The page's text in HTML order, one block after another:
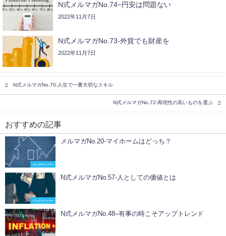
N式メルマガNo.74−円安は問題ない
2022年11月7日
N式メルマガNo.73-外貨でも財産を
2022年11月7日
N式メルマガNo.70-人生で一番大切なスキル
N式メルマガNo.72-再現性の高いものを選ぶ
おすすめの記事
バックナンバー
メルマガNo.20-マイホームはどっち？
バックナンバー
N式メルマガNo.57-人としての価値とは
N式メルマガNo.48–有事の時こそアップトレンド